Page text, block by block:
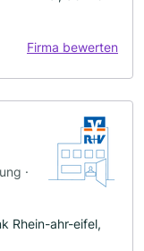
Firma bewerten
·
Rhein-ahr-eifel,